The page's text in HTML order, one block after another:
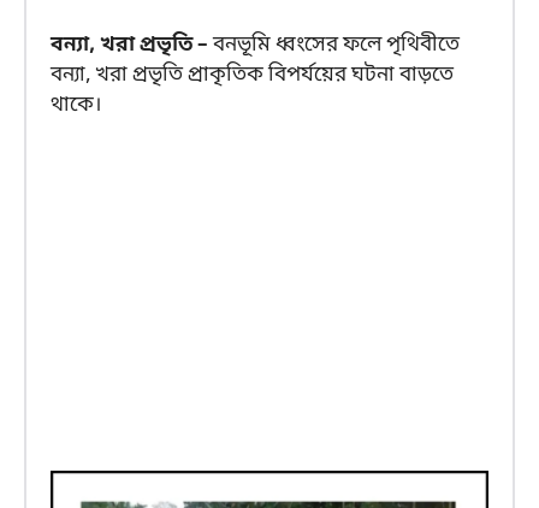
বন্যা, খরা প্রভৃতি –বনভূমি ধ্বংসের ফলে পৃথিবীতে
বন্যা, খরা প্রভৃতি প্রাকৃতিক বিপর্যয়ের ঘটনা বাড়তে
থাকে।